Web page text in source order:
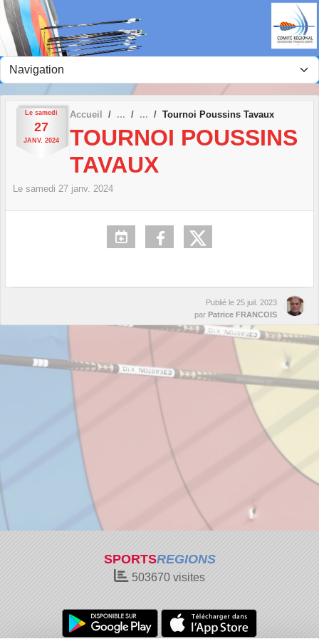
Le samedi
27
JANV. 2024
Accueil Tournoi Poussins Tavaux
TOURNOI POUSSINS
TAVAUX
Le samedi 27 janv. 2024
Publié le 25 juil. 2023
par Patrice FRANCOIS
SPORTSREGIONS
503670 visites
Panneau de gestion des cookies